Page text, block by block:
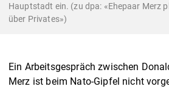
Hauptstadt ein. (zu dpa: «Ehepaar Merz
über Privates»)
Ein Arbeitsgespräch zwischen
Merz ist beim Nato-Gipfel nicht